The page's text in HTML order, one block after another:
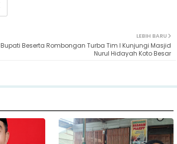
LEBIH BARU
Bupati Beserta Rombongan Turba Tim I Kunjungi Masjid
Nurul Hidayah Koto Besar